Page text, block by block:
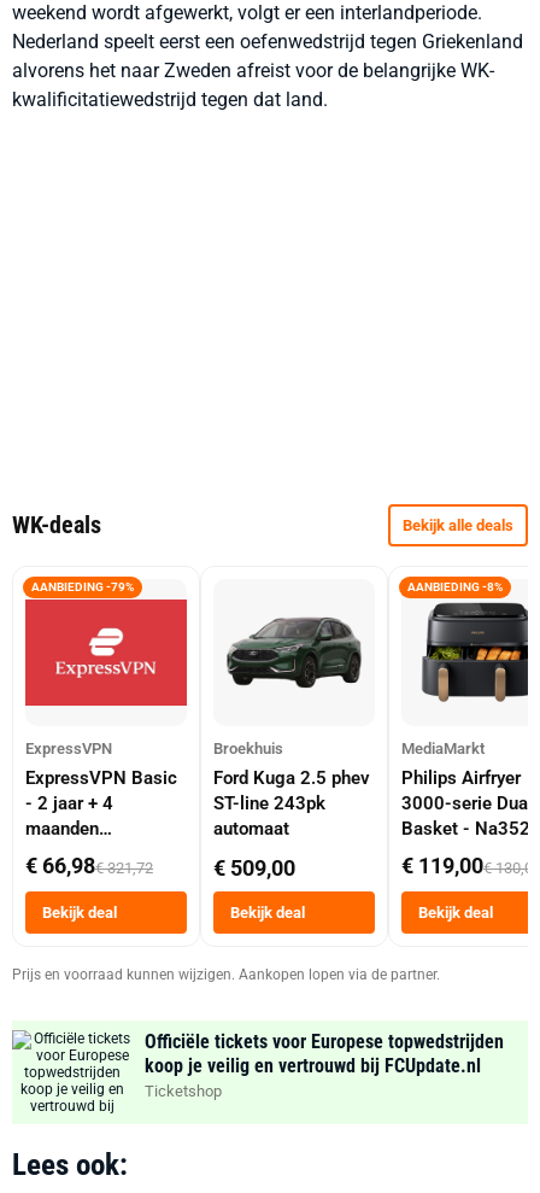
weekend wordt afgewerkt, volgt er een interlandperiode.
Nederland speelt eerst een oefenwedstrijd tegen Griekenland
alvorens het naar Zweden afreist voor de belangrijke WK-
kwalificitatiewedstrijd tegen dat land.
WK-deals Bekijk alle deals
AANBIEDING -79%
ExpressVPN
ExpressVPN Basic
- 2 jaar + 4
maanden
abonnement
€ 66,98€ 321,72
Bekijk deal
Broekhuis
Ford Kuga 2.5 phev
ST-line 243pk
automaat
€ 509,00
Bekijk deal
AANBIEDING -8%
MediaMarkt
Philips Airfryer
3000-serie Dual
Basket -
Dubbele Mand 9
Tot 6 Personen
Heteluchtfriteuse
Zwart
€ 119,00€ 130,00
Bekijk deal
Prijs en voorraad kunnen wijzigen. Aankopen lopen via de partner.
Officiële tickets voor Europese topwedstrijden
koop je veilig en vertrouwd bij FCUpdate.nl
Ticketshop
Lees ook: